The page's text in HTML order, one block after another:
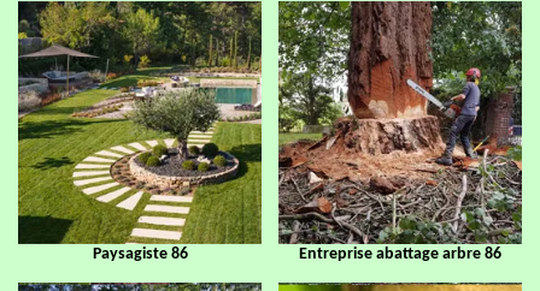
Paysagiste 86 Entreprise abattage arbre 86